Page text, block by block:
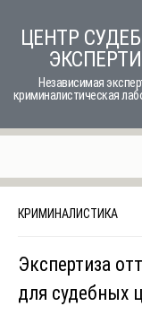
ЦЕНТР
Независимая
криминалистическая
КРИМИНАЛИСТИКА
Экспертиза
для судебных